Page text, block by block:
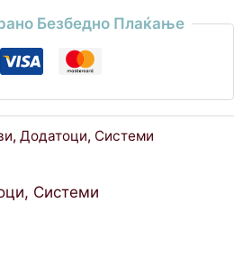
Безбедно Плаќање
, Додатоци, Системи
, Системи